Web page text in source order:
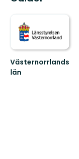
Västernorrlands
län